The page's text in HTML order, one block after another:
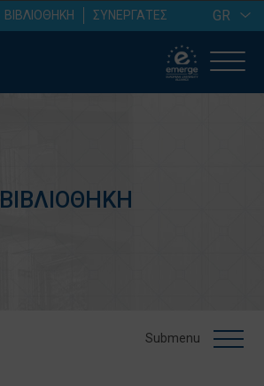
ΒΙΒΛΙΟΘΗΚΗ ΣΥΝΕΡΓΑΤΕΣ GR
ΒΙΒΛΙΟΘΗΚΗ
Submenu